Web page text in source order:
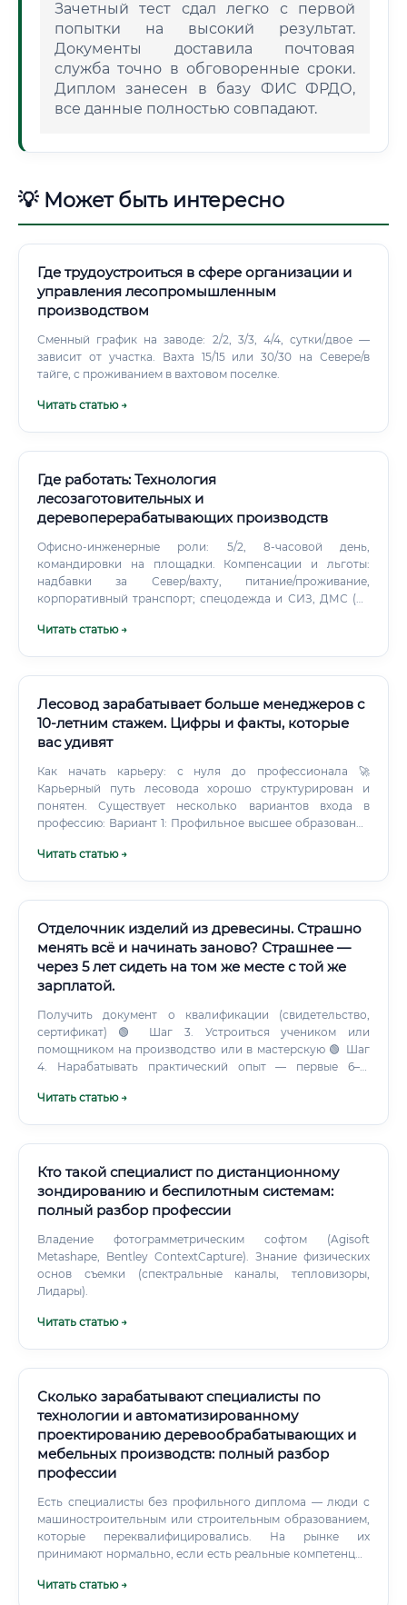
Зачетный тест сдал легко с первой
попытки на высокий результат.
Документы доставила почтовая
служба точно в обговоренные сроки.
Диплом занесен в базу ФИС ФРДО,
все данные полностью совпадают.
💡 Может быть интересно
Где трудоустроиться в сфере организации и
управления лесопромышленным
производством
Сменный график на заводе: 2/2, 3/3, 4/4, сутки/двое —
зависит от участка. Вахта 15/15 или 30/30 на Севере/в
тайге, с проживанием в вахтовом поселке.
Читать статью →
Где работать: Технология
лесозаготовительных и
деревоперерабатывающих производств
Офисно-инженерные роли: 5/2, 8-часовой день,
командировки на площадки. Компенсации и льготы:
надбавки за Север/вахту, питание/проживание,
корпоративный транспорт; спецодежда и СИЗ, ДМС (на
Сравнение смежных профилей Чем эта специальность
Читать статью →
Лесовод зарабатывает больше менеджеров с
10-летним стажем. Цифры и факты, которые
вас удивят
Как начать карьеру: с нуля до профессионала 🚀
Карьерный путь лесовода хорошо структурирован и
понятен. Существует несколько вариантов входа в
профессию: Вариант 1: Профильное высшее образование
специалистов по направлениям «Лесное дело»,
университет леса Уральский государственный
лесотехнический университет Сибирский
государственный университет науки и технологий
(Красноярск) Вариант 2: Среднее профессиональное
образование Многочисленные лесные техникумы и
колледжи по всей стране.
Читать статью →
Отделочник изделий из древесины. Страшно
менять всё и начинать заново? Страшнее —
через 5 лет сидеть на том же месте с той же
зарплатой.
Получить документ о квалификации (свидетельство,
сертификат) 🟢 Шаг 3. Устроиться учеником или
помощником на производство или в мастерскую 🟢 Шаг
4. Нарабатывать практический опыт — первые 6–12
Читать статью →
Кто такой специалист по дистанционному
зондированию и беспилотным системам:
полный разбор профессии
Владение фотограмметрическим софтом (Agisoft
Metashape, Bentley ContextCapture). Знание физических
основ съемки (спектральные каналы, тепловизоры,
Лидары).
Читать статью →
Сколько зарабатывают специалисты по
технологии и автоматизированному
проектированию деревообрабатывающих и
мебельных производств: полный разбор
профессии
Есть специалисты без профильного диплома — люди с
машиностроительным или строительным образованием,
которые переквалифицировались. На рынке их
принимают нормально, если есть реальные компетенции
говорят: устроиться операторов ЧПУ на мебельное
Читать статью →